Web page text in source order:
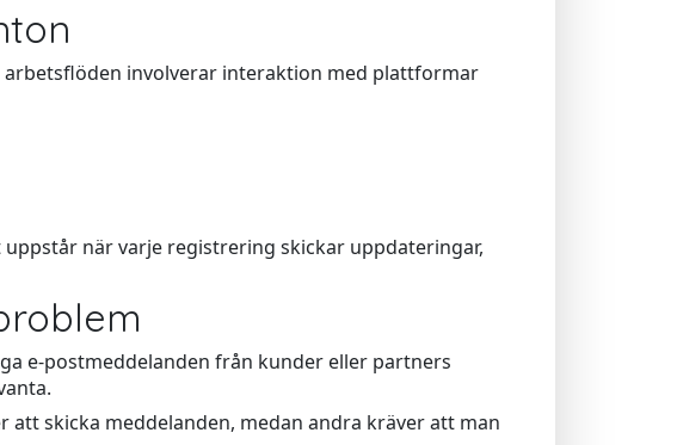
involverar interaktion med plattformar
när varje registrering skickar uppdateringar,
e-postmeddelanden från kunder eller partners
skicka meddelanden, medan andra kräver att man